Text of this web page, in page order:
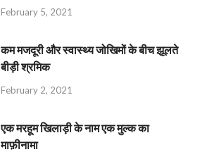
February 5, 2021
कम मजदूरी और स्वास्थ्य जोखिमों के बीच झूलते
बीड़ी श्रमिक
February 2, 2021
एक मरहूम खिलाड़ी के नाम एक मुल्क का
माफ़ीनामा